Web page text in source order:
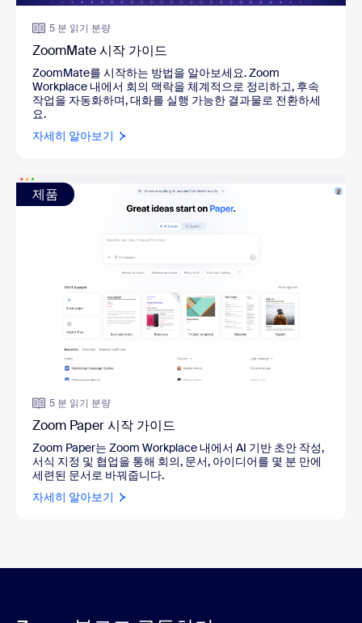
5 분 읽기 분량
ZoomMate 시작 가이드
ZoomMate를 시작하는 방법을 알아보세요. Zoom
Workplace 내에서 회의 맥락을 체계적으로 정리하고, 후속
작업을 자동화하며, 대화를 실행 가능한 결과물로 전환하세
요.
자세히 알아보기
제품
5 분 읽기 분량
Zoom Paper 시작 가이드
Zoom Paper는 Zoom Workplace 내에서 AI 기반 초안 작성,
서식 지정 및 협업을 통해 회의, 문서, 아이디어를 몇 분 만에
세련된 문서로 바꿔줍니다.
자세히 알아보기